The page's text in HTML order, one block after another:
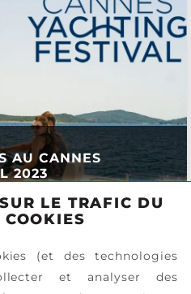
AU CANNES
2023
LE TRAFIC DU
COOKIES
(et des technologies
et analyser des